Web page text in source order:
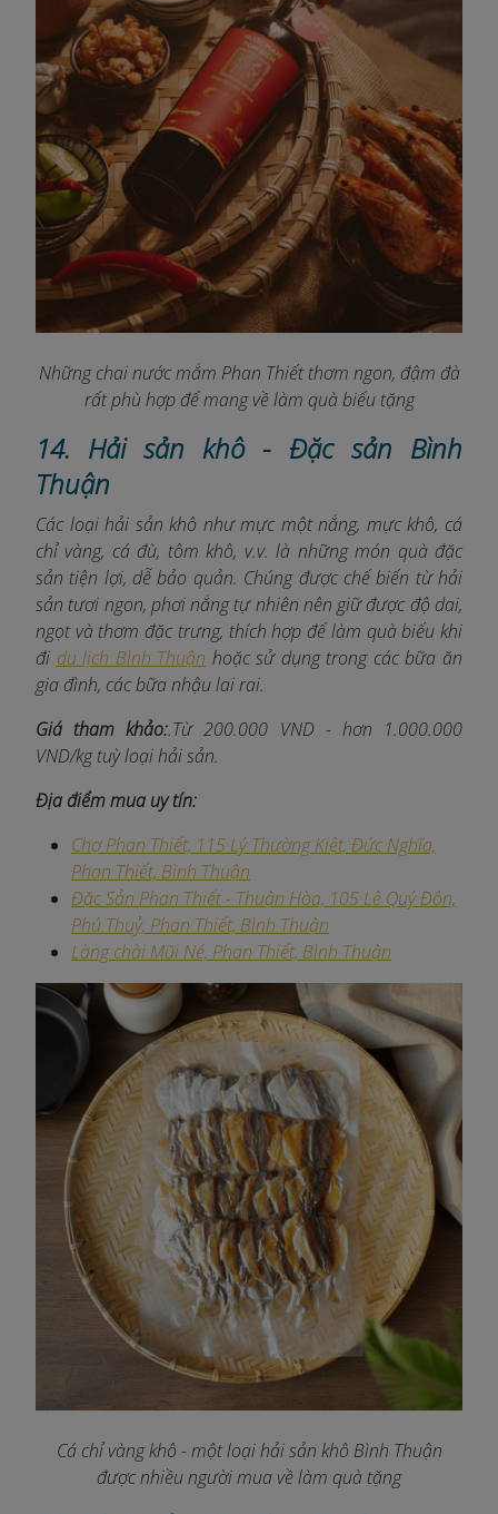
Những chai nước mắm Phan Thiết thơm ngon, đậm đà
rất phù hợp để mang về làm quà biếu tặng
14. Hải sản khô - Đặc sản Bình
Thuận
Các loại hải sản khô như mực một nắng, mực khô, cá
chỉ vàng, cá đù, tôm khô, v.v. là những món quà đặc
sản tiện lợi, dễ bảo quản. Chúng được chế biến từ hải
sản tươi ngon, phơi nắng tự nhiên nên giữ được độ dai,
ngọt và thơm đặc trưng, thích hợp để làm quà biếu khi
đi du lịch Bình Thuận hoặc sử dụng trong các bữa ăn
gia đình, các bữa nhậu lai rai.
Giá tham khảo:.Từ 200.000 VND - hơn 1.000.000
VND/kg tuỳ loại hải sản.
Địa điểm mua uy tín:
Chợ Phan Thiết, 115 Lý Thường Kiệt, Đức Nghĩa,
Phan Thiết, Bình Thuận
Đặc Sản Phan Thiết - Thuận Hòa, 105 Lê Quý Đôn,
Phú Thuỷ, Phan Thiết, Bình Thuận
Làng chài Mũi Né, Phan Thiết, Bình Thuận
Cá chỉ vàng khô - một loại hải sản khô Bình Thuận
được nhiều người mua về làm quà tặng